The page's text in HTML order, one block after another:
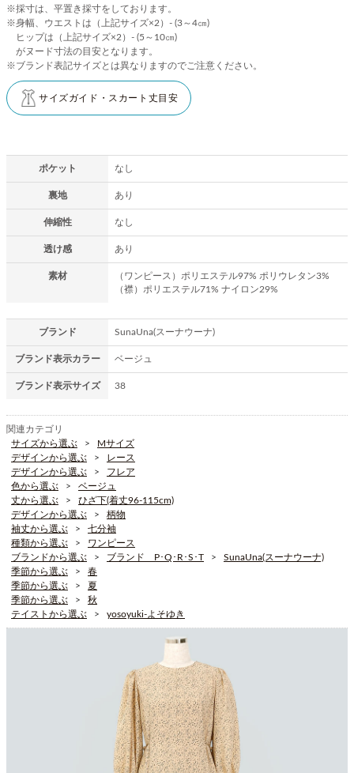
※採寸は、平置き採寸をしております。
※身幅、ウエストは（上記サイズ×2）- (3～4㎝)
ヒップは（上記サイズ×2）- (5～10㎝)
がヌード寸法の目安となります。
※ブランド表記サイズとは異なりますのでご注意ください。
サイズガイド・スカート丈目安
ポケット なし
裏地 あり
伸縮性 なし
透け感 あり
素材
（ワンピース）ポリエステル97% ポリウレタン3%
（襟）ポリエステル71% ナイロン29%
ブランド SunaUna(スーナウーナ)
ブランド表示カラー ベージュ
ブランド表示サイズ 38
関連カテゴリ
サイズから選ぶ
Mサイズ
デザインから選ぶ
レース
デザインから選ぶ
フレア
色から選ぶ
ベージュ
丈から選ぶ
ひざ下(着丈96-115cm)
デザインから選ぶ
柄物
袖丈から選ぶ
七分袖
種類から選ぶ
ワンピース
ブランドから選ぶ
ブランド P･Q･R･S･T
SunaUna(スーナウーナ)
季節から選ぶ
春
季節から選ぶ
夏
季節から選ぶ
秋
テイストから選ぶ
yosoyuki-よそゆき